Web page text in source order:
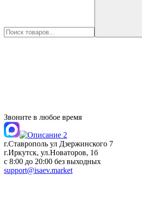
Звоните в любое время
г.Ставрополь ул Дзержинского 7
г.Иркутск, ул.Новаторов, 1б
с 8:00 до 20:00 без выходных
support@isaev.market